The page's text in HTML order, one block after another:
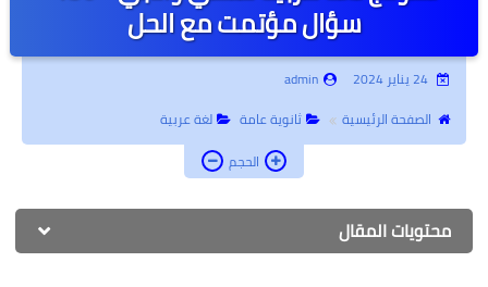
أبحاث جامعية
إدارة أعمال
كتب أطفال
سؤال مؤتمت مع الحل
admin
الصفحة الرئيسية
ثانوية عامة
لغة عربية
الحجم
محتويات المقال